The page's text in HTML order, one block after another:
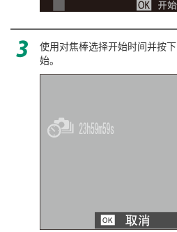
使用对焦棒选择开始时间并按下
始。